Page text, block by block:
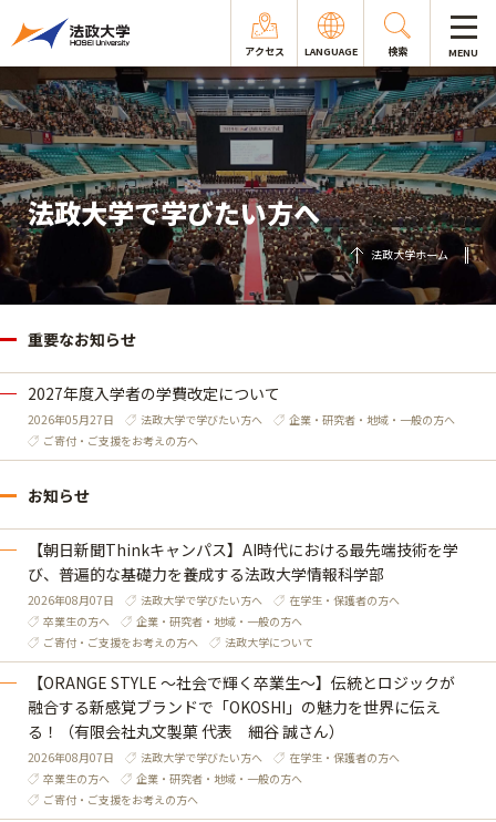
アクセス LANGUAGE 検索 MENU
法政大学で学びたい方へ
法政大学ホーム
重要なお知らせ
2027年度入学者の学費改定について
2026年05月27日 法政大学で学びたい方へ
企業・研究者・地域・一般の方へ
ご寄付・ご支援をお考えの方へ
お知らせ
【朝日新聞Thinkキャンパス】AI時代における最先端技術を学
び、普遍的な基礎力を養成する法政大学情報科学部
2026年08月07日 法政大学で学びたい方へ
在学生・保護者の方へ
卒業生の方へ
企業・研究者・地域・一般の方へ
ご寄付・ご支援をお考えの方へ
法政大学について
【ORANGE STYLE ～社会で輝く卒業生～】伝統とロジックが
融合する新感覚ブランドで「OKOSHI」の魅力を世界に伝え
る！（有限会社丸文製菓 代表 細谷 誠さん）
2026年08月07日 法政大学で学びたい方へ
在学生・保護者の方へ
卒業生の方へ
企業・研究者・地域・一般の方へ
ご寄付・ご支援をお考えの方へ